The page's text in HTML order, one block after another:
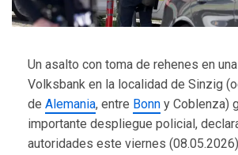
Un asalto con toma de rehenes en
Volksbank en la localidad de Sinzig
de Alemania, entre Bonn y Coblenza)
importante despliegue policial,
autoridades este viernes